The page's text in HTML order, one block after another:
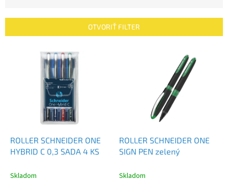
i
OTVORIŤ FILTER
ROLLER SCHNEIDER ONE
HYBRID C 0,3 SADA 4 KS
Skladom
ROLLER SCHNEIDER ONE
SIGN PEN zelený
Skladom